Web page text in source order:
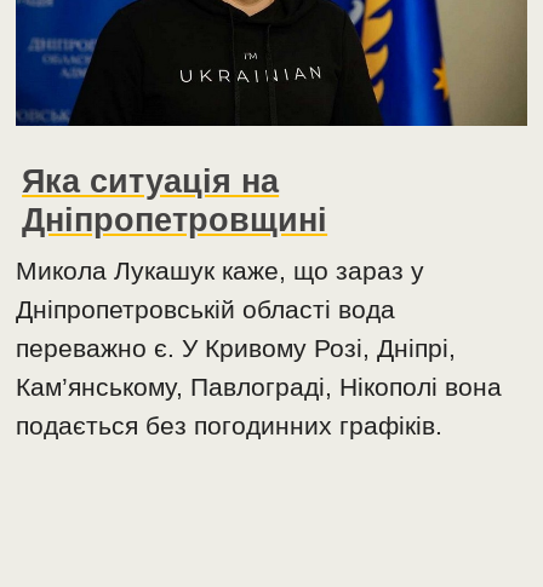
Яка ситуація на
Дніпропетровщині
Микола Лукашук каже, що зараз у
Дніпропетровській області вода
переважно є. У Кривому Розі, Дніпрі,
Кам’янському, Павлограді, Нікополі вона
подається без погодинних графіків.